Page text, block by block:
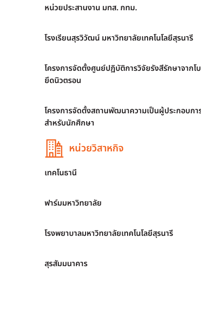
หน่วยประสานงาน มทส. กทม.
โรงเรียนสุรวิวัฒน์ มหาวิทยาลัยเทคโนโลยีสุรนารี
โครงการจัดตั้งศูนย์ปฏิบัติการวิจัยรังสีรักษาจากโ
ยึดนิวตรอน
โครงการจัดตั้งสถานพัฒนาความเป็นผู้ประกอบกา
สำหรับนักศึกษา
หน่วยวิสาหกิจ
เทคโนธานี
ฟาร์มมหาวิทยาลัย
โรงพยาบาลมหาวิทยาลัยเทคโนโลยีสุรนารี
สุรสัมมนาคาร